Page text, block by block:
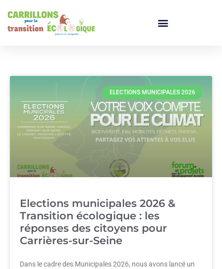
ELECTIONS MUNICIPALES 2026
Elections municipales 2026 &
Transition écologique : les
réponses des citoyens pour
Carrières-sur-Seine
Dans le cadre des Municipales 2026, nous avons lancé un